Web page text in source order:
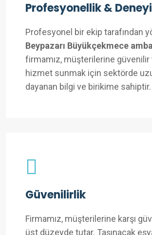
Profesyonellik &
Profesyonel bir ekip tarafından
Beypazarı Büyükçekmece
firmamız, müşterilerine güvenilir
hizmet sunmak için sektörde
dayanan bilgi ve birikime sahiptir.
Güvenilirlik
Firmamız, müşterilerine karşı
üst düzeyde tutar. Taşınacak